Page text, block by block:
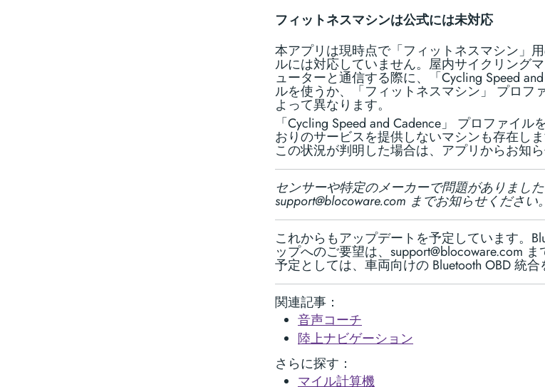
フィットネスマシンは公式には未対応
本アプリは現時点で「フィットネスマシン」
ルには対応していません。屋内サイクリング
ューターと通信する際に、「Cycling Speed
ルを使うか、「フィットネスマシン」 プロフ
よって異なります。
「Cycling Speed and Cadence」 プロファイ
おりのサービスを提供しないマシンも存在し
この状況が判明した場合は、アプリからお知ら
センサーや特定のメーカーで問題がありました
support@blocoware.com までお知らせください。
これからもアップデートを予定しています。
ップへのご要望は、support@blocoware.com
予定としては、車両向けの Bluetooth OBD 統合
関連記事：
音声コーチ
陸上ナビゲーション
さらに探す：
マイル計算機